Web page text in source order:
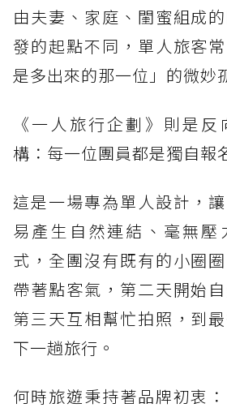
由夫妻、家庭、閨蜜組成
發的起點不同，單人旅客
是多出來的那一位」的微妙
《一人旅行企劃》則是
構：每一位團員都是獨自報
這是一場專為單人設計，
易產生自然連結、毫無壓
式，全團沒有既有的小圈
帶著點客氣，第二天開始
第三天互相幫忙拍照，到
下一趟旅行。
何時旅遊秉持著品牌初衷